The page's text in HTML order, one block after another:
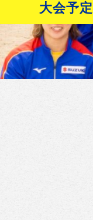
大会予定